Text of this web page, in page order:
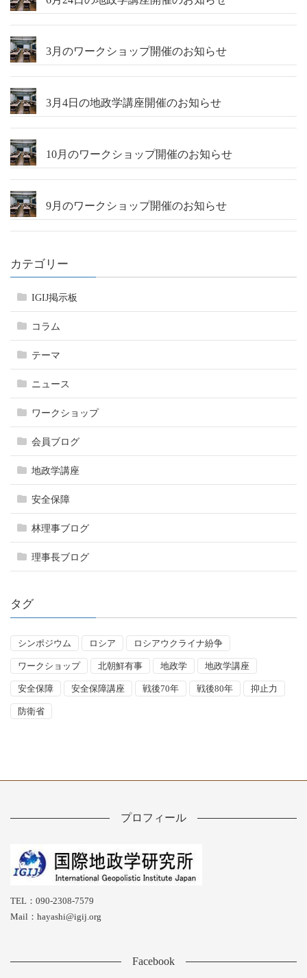
3月のワークショップ開催のお知らせ
3月4日の地政学講座開催のお知らせ
10月のワークショップ開催のお知らせ
9月のワークショップ開催のお知らせ
カテゴリー
IGIJ掲示板
コラム
テーマ
ニュース
ワークショップ
会員ブログ
地政学講座
安全保障
林理事ブログ
理事長ブログ
タグ
シンポジウム ロシア ロシアウクライナ紛争
ワークショップ 北朝鮮有事 地政学 地政学講座
安全保障 安全保障講座 戦後70年 戦後80年 抑止力
防衛省
プロフィール
TEL：090-2308-7579
Mail：hayashi@igij.org
Facebook